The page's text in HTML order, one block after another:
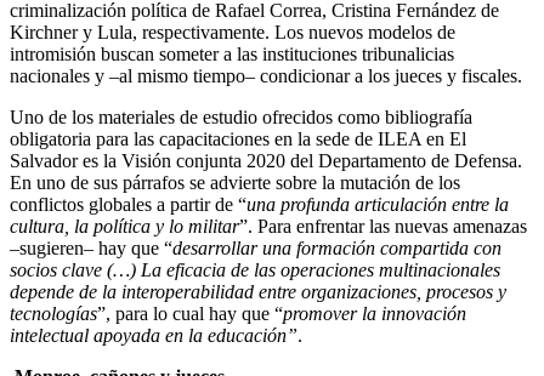
criminalización política de Rafael Correa, Cristina Fernández de
Kirchner y Lula, respectivamente. Los nuevos modelos de
intromisión buscan someter a las instituciones tribunalicias
nacionales y –al mismo tiempo– condicionar a los jueces y fiscales.
Uno de los materiales de estudio ofrecidos como bibliografía
obligatoria para las capacitaciones en la sede de ILEA en El
Salvador es la Visión conjunta 2020 del Departamento de Defensa.
En uno de sus párrafos se advierte sobre la mutación de los
conflictos globales a partir de “una profunda articulación entre la
cultura, la política y lo militar”. Para enfrentar las nuevas amenazas
–sugieren– hay que “desarrollar una formación compartida con
socios clave (…) La eficacia de las operaciones multinacionales
depende de la interoperabilidad entre organizaciones, procesos y
tecnologías”, para lo cual hay que “promover la innovación
intelectual apoyada en la educación”.